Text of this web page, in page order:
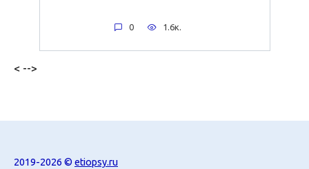
0 1.6к.
< -->
2019-2026 © etiopsy.ru